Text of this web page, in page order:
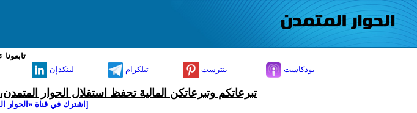
لينكدإن تيلكرام بنترست بودكاست
تبرعاتكم وتبرعاتكن المالية تحفظ استقلال الحوار
[اشترك في قناة ‫«الحوار